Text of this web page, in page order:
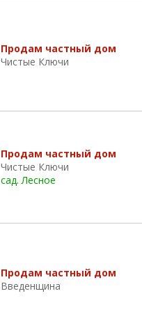
Продам частный дом
Чистые Ключи
Продам частный дом
Чистые Ключи
сад. Лесное
Продам частный дом
Введенщина